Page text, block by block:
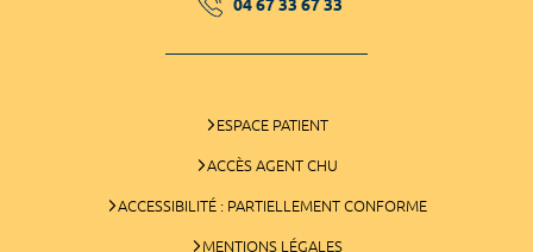
04 67 33 67 33
ESPACE PATIENT
ACCÈS AGENT CHU
ACCESSIBILITÉ : PARTIELLEMENT CONFORME
MENTIONS LÉGALES